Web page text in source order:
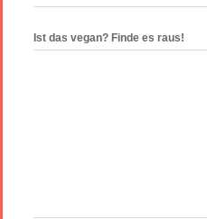
Ist das vegan? Finde es raus!